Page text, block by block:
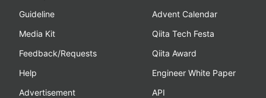
Guideline
Media Kit
Feedback/Requests
Help
Advertisement
Advent Calendar
Qiita Tech Festa
Qiita Award
Engineer White Paper
API